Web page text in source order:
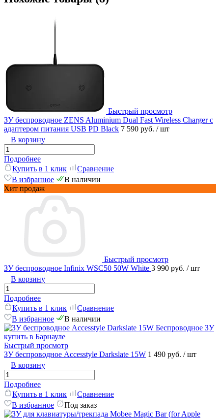
Быстрый просмотр
ЗУ беспроводное ZENS Aluminium Dual Fast Wireless Charger с
адаптером питания USB PD Black 7 590 руб. / шт
В корзину
Подробнее
Купить в 1 клик
Сравнение
В избранное
В наличии
Хит продаж
Быстрый просмотр
ЗУ беспроводное Infinix WSC50 50W White 3 990 руб. / шт
В корзину
Подробнее
Купить в 1 клик
Сравнение
В избранное
В наличии
Быстрый просмотр
ЗУ беспроводное Accesstyle Darkslate 15W 1 490 руб. / шт
В корзину
Подробнее
Купить в 1 клик
Сравнение
В избранное
Под заказ